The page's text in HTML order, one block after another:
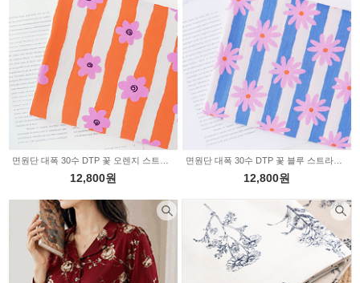
12,800원 12,800원